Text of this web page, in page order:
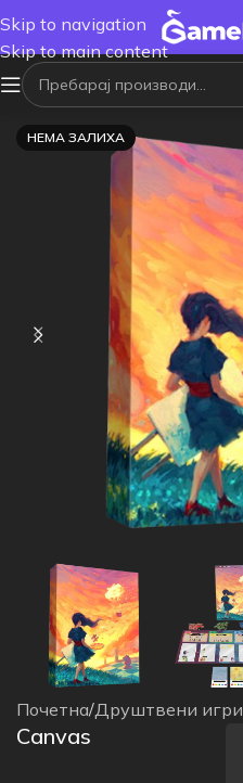
Skip to navigation
Skip to main content
НЕМА ЗАЛИХА
Почетна/Друштвени игри
Canvas